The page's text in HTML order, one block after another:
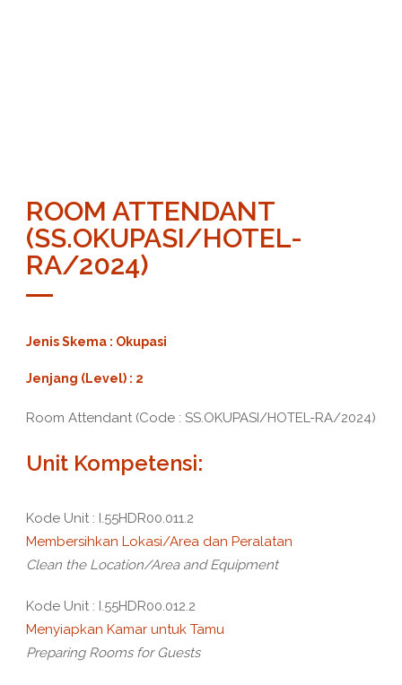
ROOM ATTENDANT
(SS.OKUPASI/HOTEL-
RA/2024)
Jenis Skema : Okupasi
Jenjang (Level) : 2
Room Attendant (Code : SS.OKUPASI/HOTEL-RA/2024)
Unit Kompetensi:
Kode Unit : I.55HDR00.011.2
Membersihkan Lokasi/Area dan Peralatan
Clean the Location/Area and Equipment
Kode Unit : I.55HDR00.012.2
Menyiapkan Kamar untuk Tamu
Preparing Rooms for Guests